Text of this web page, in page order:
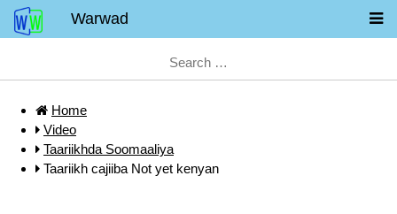
Warwad
Home
Video
Taariikhda Soomaaliya
Taariikh cajiiba Not yet kenyan